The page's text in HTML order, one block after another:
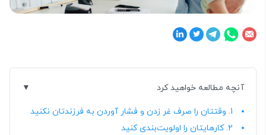
آنچه مطالعه خواهید کرد
1. وقتتان را صرف غر زدن و فشار آوردن به فرزندتان نکنید
2. کارهایتان را اولویت‌بندی کنید